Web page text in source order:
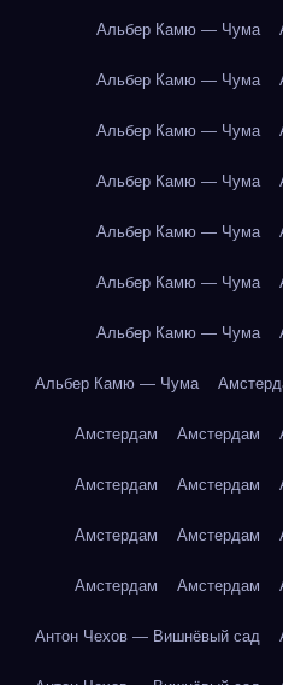
Альбер Камю — Чума
Альбер Камю — Чума
Альбер Камю — Чума
Альбер Камю — Чума
Альбер Камю — Чума
Альбер Камю — Чума
Альбер Камю — Чума
Альбер Камю — Чума
Амстердам Амстердам
Амстердам Амстердам
Амстердам Амстердам
Амстердам Амстердам
Антон Чехов — Вишнёвый сад